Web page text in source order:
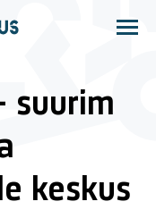
Lidl E-P 8-22
suurim
keskus